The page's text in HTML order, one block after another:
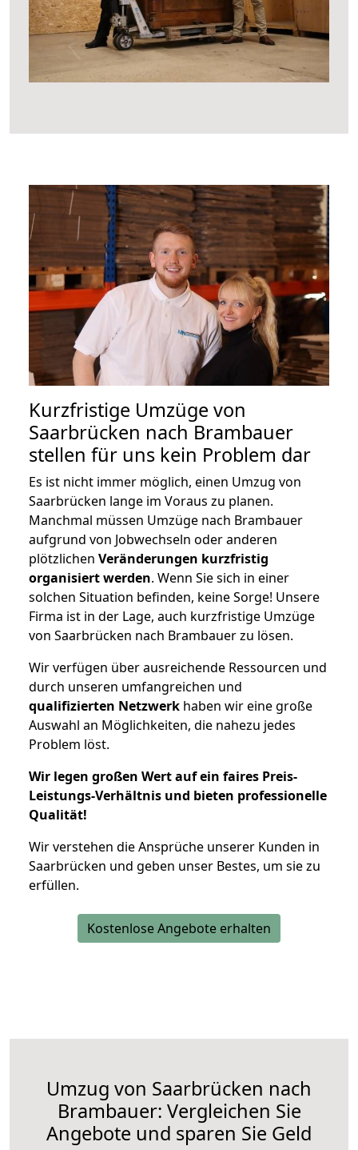
Kurzfristige Umzüge von
Saarbrücken nach Brambauer
stellen für uns kein Problem dar
Es ist nicht immer möglich, einen Umzug von
Saarbrücken lange im Voraus zu planen.
Manchmal müssen Umzüge nach Brambauer
aufgrund von Jobwechseln oder anderen
plötzlichen Veränderungen kurzfristig
organisiert werden. Wenn Sie sich in einer
solchen Situation befinden, keine Sorge! Unsere
Firma ist in der Lage, auch kurzfristige Umzüge
von Saarbrücken nach Brambauer zu lösen.
Wir verfügen über ausreichende Ressourcen und
durch unseren umfangreichen und
qualifizierten Netzwerk haben wir eine große
Auswahl an Möglichkeiten, die nahezu jedes
Problem löst.
Wir legen großen Wert auf ein faires Preis-
Leistungs-Verhältnis und bieten professionelle
Qualität!
Wir verstehen die Ansprüche unserer Kunden in
Saarbrücken und geben unser Bestes, um sie zu
erfüllen.
Kostenlose Angebote erhalten
Umzug von Saarbrücken nach
Brambauer: Vergleichen Sie
Angebote und sparen Sie Geld